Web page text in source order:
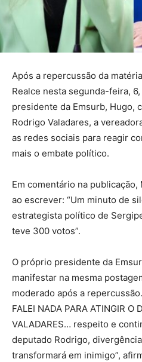
Após a repercussão da
Realce nesta segunda-feira,
presidente da Emsurb, Hugo,
Rodrigo Valadares, a
as redes sociais para reagir
mais o embate político.
Em comentário na
ao escrever: “Um minuto de
estrategista político de
teve 300 votos”.
O próprio presidente da
manifestar na mesma
moderado após a
FALEI NADA PARA ATINGIR O
VALADARES… respeito e
deputado Rodrigo,
transformará em inimigo”,